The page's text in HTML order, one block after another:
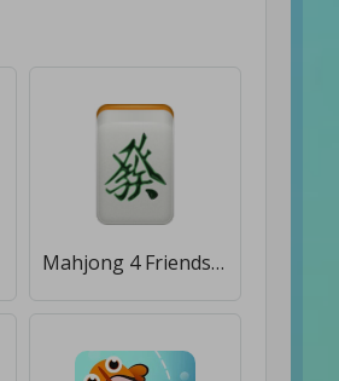
Mahjong 4 Friends [Бесплатные покупки]